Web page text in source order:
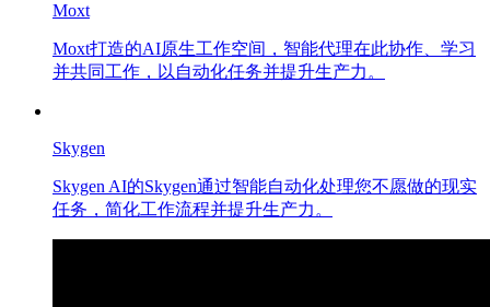
Moxt
Moxt打造的AI原生工作空间，智能代理在此协作、学习
并共同工作，以自动化任务并提升生产力。
Skygen
Skygen AI的Skygen通过智能自动化处理您不愿做的现实
任务，简化工作流程并提升生产力。